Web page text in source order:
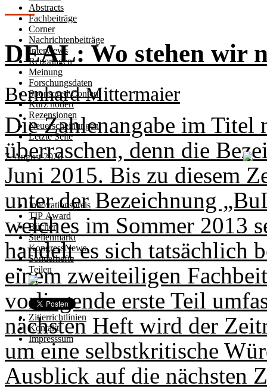
Abstracts
Fachbeiträge
Corner
Nachrichtenbeiträge
Interviews
Reportagen
Meinung
Forschungsdaten
Sponsored Content
Kurz notiert
Rezensionen
Neuerscheinungen
Letzte Seite
7. August 2026
Innovationspreis
TIP Award
Bücher
Stellenmarkt
KongressNews
Sonderhefte
Teilen
Zitierrichtlinien
Kontakt
Impresssum
DEAL: Wo stehen wir
Bernhard Mittermaier
Die Zahlenangabe im Titel
überraschen, denn die
Juni 2015. Bis zu diesem
unter der Bezeichnung
welches im Sommer 2013
handelt es sich tatsächlich
einem zweiteiligen
vorliegende erste Teil
nächsten Heft wird der
um eine selbstkritische
Ausblick auf die nächsten